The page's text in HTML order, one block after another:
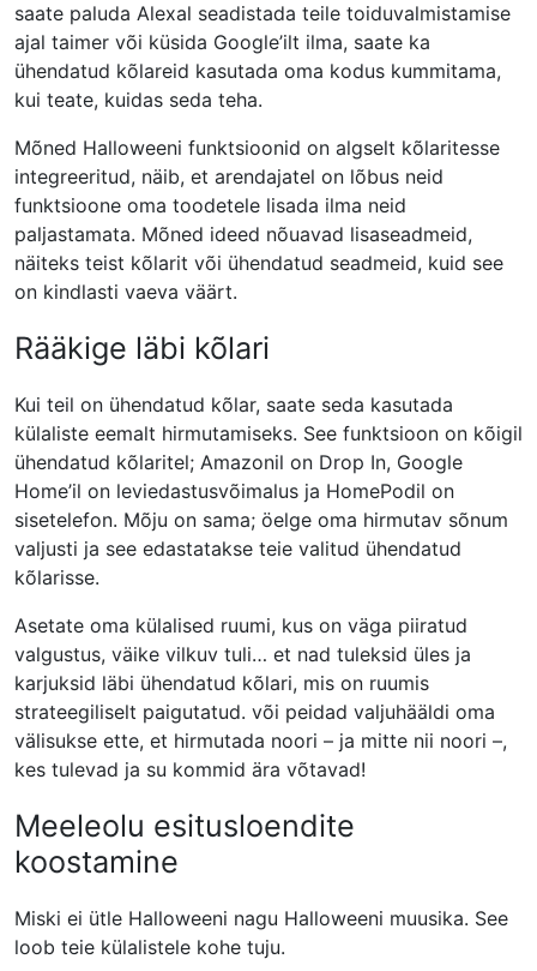
saate paluda Alexal seadistada teile toiduvalmistamise
ajal taimer või küsida Google’ilt ilma, saate ka
ühendatud kõlareid kasutada oma kodus kummitama,
kui teate, kuidas seda teha.
Mõned Halloweeni funktsioonid on algselt kõlaritesse
integreeritud, näib, et arendajatel on lõbus neid
funktsioone oma toodetele lisada ilma neid
paljastamata. Mõned ideed nõuavad lisaseadmeid,
näiteks teist kõlarit või ühendatud seadmeid, kuid see
on kindlasti vaeva väärt.
Rääkige läbi kõlari
Kui teil on ühendatud kõlar, saate seda kasutada
külaliste eemalt hirmutamiseks. See funktsioon on kõigil
ühendatud kõlaritel; Amazonil on Drop In, Google
Home’il on leviedastusvõimalus ja HomePodil on
sisetelefon. Mõju on sama; öelge oma hirmutav sõnum
valjusti ja see edastatakse teie valitud ühendatud
kõlarisse.
Asetate oma külalised ruumi, kus on väga piiratud
valgustus, väike vilkuv tuli… et nad tuleksid üles ja
karjuksid läbi ühendatud kõlari, mis on ruumis
strateegiliselt paigutatud. või peidad valjuhääldi oma
välisukse ette, et hirmutada noori – ja mitte nii noori –,
kes tulevad ja su kommid ära võtavad!
Meeleolu esitusloendite
koostamine
Miski ei ütle Halloweeni nagu Halloweeni muusika. See
loob teie külalistele kohe tuju.